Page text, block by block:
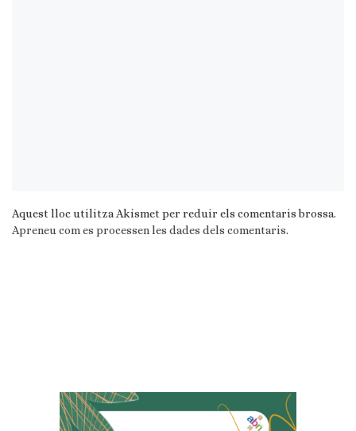
Aquest lloc utilitza Akismet per reduir els comentaris brossa.
Apreneu com es processen les dades dels comentaris.